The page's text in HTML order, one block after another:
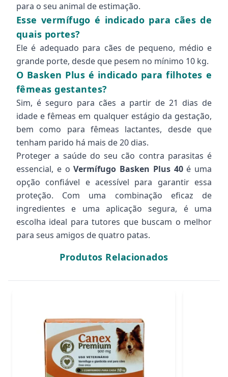
para o seu animal de estimação.
Esse vermífugo é indicado para cães de
quais portes?
Ele é adequado para cães de pequeno, médio e
grande porte, desde que pesem no mínimo 10 kg.
O Basken Plus é indicado para filhotes e
fêmeas gestantes?
Sim, é seguro para cães a partir de 21 dias de
idade e fêmeas em qualquer estágio da gestação,
bem como para fêmeas lactantes, desde que
tenham parido há mais de 20 dias.
Proteger a saúde do seu cão contra parasitas é
essencial, e oVermífugo Basken Plus 40é uma
opção confiável e acessível para garantir essa
proteção. Com uma combinação eficaz de
ingredientes e uma aplicação segura, é uma
escolha ideal para tutores que buscam o melhor
para seus amigos de quatro patas.
Produtos Relacionados